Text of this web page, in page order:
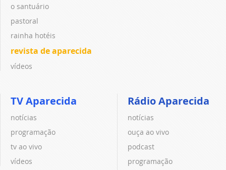
o santuário
pastoral
rainha hotéis
revista de aparecida
vídeos
TV Aparecida
notícias
programação
tv ao vivo
vídeos
Rádio Aparecida
notícias
ouça ao vivo
podcast
programação